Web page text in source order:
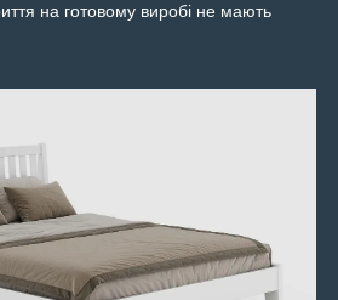
на готовому виробі не мають